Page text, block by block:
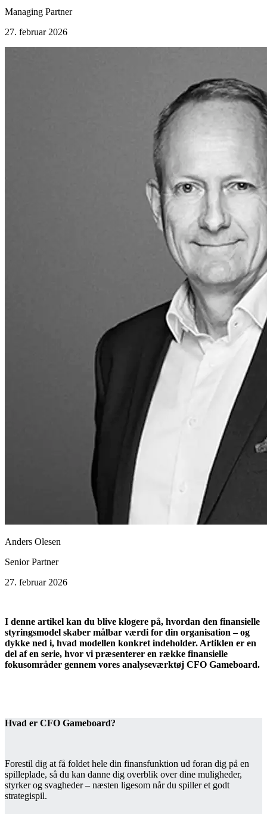
Managing Partner
27. februar 2026
Anders Olesen
Senior Partner
27. februar 2026
I denne artikel kan du blive klogere på, hvordan den finansielle
styringsmodel skaber målbar værdi for din organisation – og
dykke ned i, hvad modellen konkret indeholder. Artiklen er en
del af en serie, hvor vi præsenterer en række finansielle
fokusområder gennem vores analyseværktøj CFO Gameboard.
Hvad er CFO Gameboard?
Forestil dig at få foldet hele din finansfunktion ud foran dig på en
spilleplade, så du kan danne dig overblik over dine muligheder,
styrker og svagheder – næsten ligesom når du spiller et godt
strategispil.